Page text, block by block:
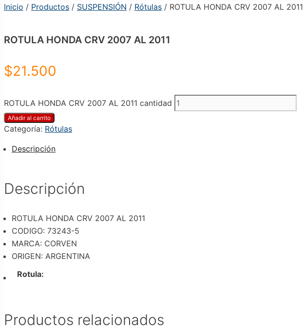
Inicio / Productos / SUSPENSIÓN / Rótulas / ROTULA HONDA CRV 2007 AL 2011
ROTULA HONDA CRV 2007 AL 2011
$21.500
ROTULA HONDA CRV 2007 AL 2011 cantidad
Añadir al carrito
Categoría: Rótulas
Descripción
Descripción
ROTULA HONDA CRV 2007 AL 2011
CODIGO: 73243-5
MARCA: CORVEN
ORIGEN: ARGENTINA
Rotula:
Productos relacionados